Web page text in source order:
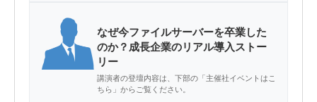
なぜ今ファイルサーバーを卒業した
のか？成長企業のリアル導入ストー
リー
講演者の登壇内容は、下部の「主催社イベントはこ
ちら」からご覧ください。